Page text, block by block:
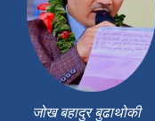
जोख बहादुर बुढाथोकी